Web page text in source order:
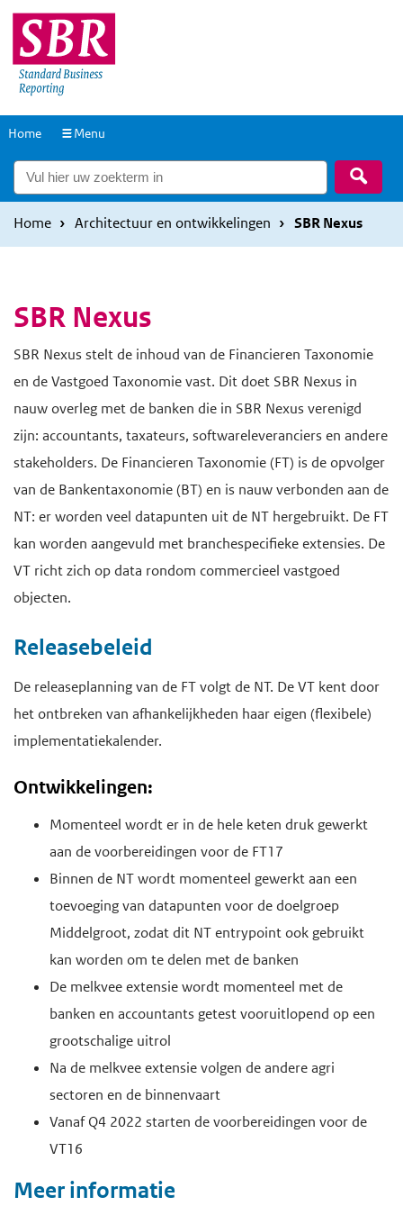
Overslaan
en
naar
inhoud
Overslaan
en
naar
hoofdnavigatie
Naar
homepage
Home Menu
Home Architectuur en ontwikkelingen SBR Nexus
SBR Nexus
SBR Nexus stelt de inhoud van de Financieren Taxonomie
en de Vastgoed Taxonomie vast. Dit doet SBR Nexus in
nauw overleg met de banken die in SBR Nexus verenigd
zijn: accountants, taxateurs, softwareleveranciers en andere
stakeholders. De Financieren Taxonomie (FT) is de opvolger
van de Bankentaxonomie (BT) en is nauw verbonden aan de
NT: er worden veel datapunten uit de NT hergebruikt. De FT
kan worden aangevuld met branchespecifieke extensies. De
VT richt zich op data rondom commercieel vastgoed
objecten.
Releasebeleid
De releaseplanning van de FT volgt de NT. De VT kent door
het ontbreken van afhankelijkheden haar eigen (flexibele)
implementatiekalender.
Ontwikkelingen:
Momenteel wordt er in de hele keten druk gewerkt
aan de voorbereidingen voor de FT17
Binnen de NT wordt momenteel gewerkt aan een
toevoeging van datapunten voor de doelgroep
Middelgroot, zodat dit NT entrypoint ook gebruikt
kan worden om te delen met de banken
De melkvee extensie wordt momenteel met de
banken en accountants getest vooruitlopend op een
grootschalige uitrol
Na de melkvee extensie volgen de andere agri
sectoren en de binnenvaart
Vanaf Q4 2022 starten de voorbereidingen voor de
VT16
Meer informatie